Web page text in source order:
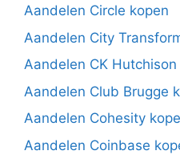
Aandelen Circle kopen
Aandelen City
Aandelen CK Hutchison
Aandelen Club Brugge
Aandelen Cohesity
Aandelen Coinbase